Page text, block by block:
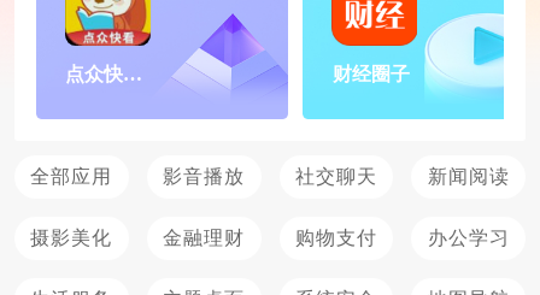
点众快看小说 财经圈子
全部应用 影音播放 社交聊天 新闻阅读
摄影美化 金融理财 购物支付 办公学习